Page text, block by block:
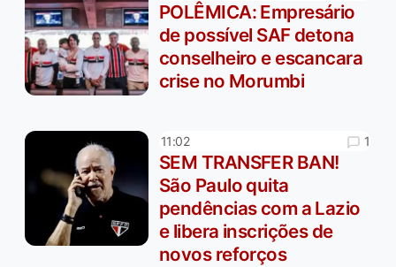
POLÊMICA: Empresário
de possível SAF detona
conselheiro e escancara
crise no Morumbi
11:02 1
SEM TRANSFER BAN!
São Paulo quita
pendências com a Lazio
e libera inscrições de
novos reforços